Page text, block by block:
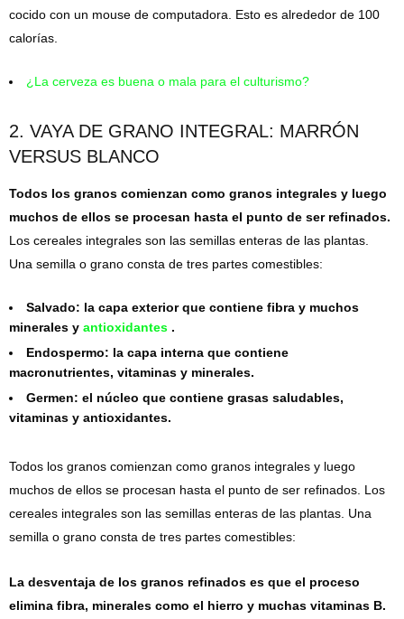
cocido con un mouse de computadora. Esto es alrededor de 100
calorías.
¿La cerveza es buena o mala para el culturismo?
2. VAYA DE GRANO INTEGRAL: MARRÓN
VERSUS BLANCO
Todos los granos comienzan como granos integrales y luego
muchos de ellos se procesan hasta el punto de ser refinados.
Los cereales integrales son las semillas enteras de las plantas.
Una semilla o grano consta de tres partes comestibles:
Salvado: la capa exterior que contiene fibra y muchos
minerales y antioxidantes .
Endospermo: la capa interna que contiene
macronutrientes, vitaminas y minerales.
Germen: el núcleo que contiene grasas saludables,
vitaminas y antioxidantes.
Todos los granos comienzan como granos integrales y luego
muchos de ellos se procesan hasta el punto de ser refinados. Los
cereales integrales son las semillas enteras de las plantas. Una
semilla o grano consta de tres partes comestibles:
La desventaja de los granos refinados es que el proceso
elimina fibra, minerales como el hierro y muchas vitaminas B.